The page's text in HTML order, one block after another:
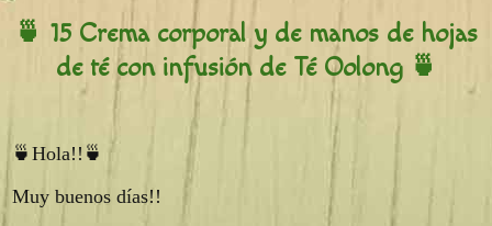
🍵 15 Crema corporal y de manos de hojas
de té con infusión de Té Oolong 🍵
🍵Hola!!🍵
Muy buenos días!!